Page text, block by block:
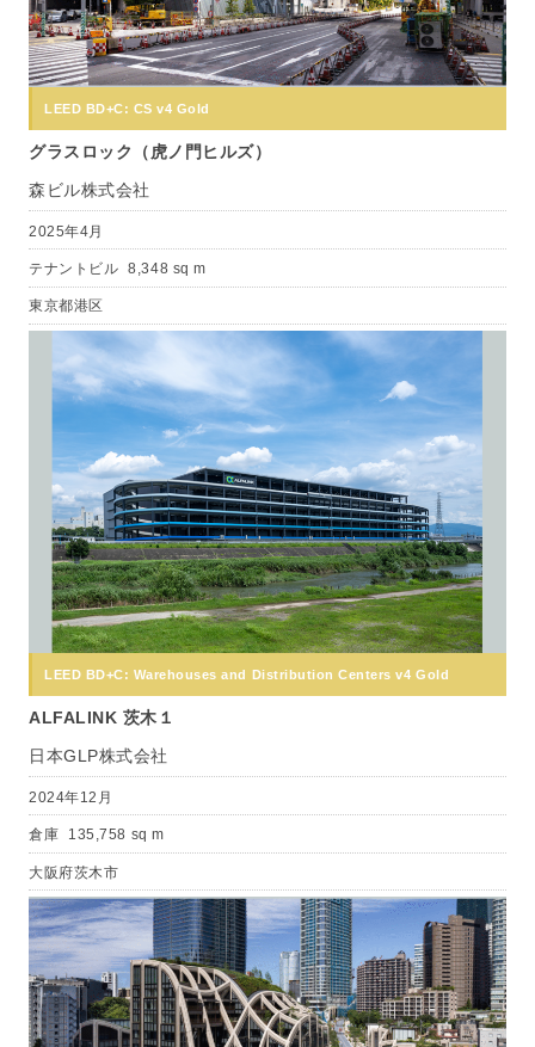
LEED BD+C: CS v4 Gold
グラスロック（虎ノ門ヒルズ）
森ビル株式会社
2025年4月
テナントビル 8,348 sq m
東京都港区
LEED BD+C: Warehouses and Distribution Centers v4 Gold
ALFALINK 茨木１
日本GLP株式会社
2024年12月
倉庫 135,758 sq m
大阪府茨木市